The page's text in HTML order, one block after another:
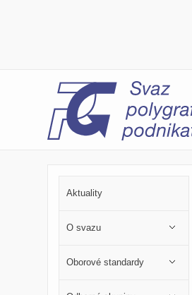
Aktuality
O svazu
Oborové standardy